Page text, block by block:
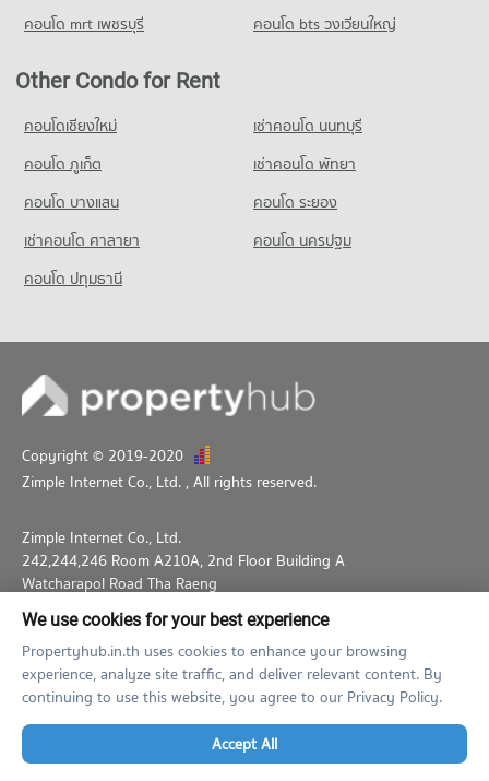
คอนโด mrt เพชรบุรี
คอนโด bts วงเวียนใหญ่
Other Condo for Rent
คอนโดเชียงใหม่
เช่าคอนโด นนทบุรี
คอนโด ภูเก็ต
เช่าคอนโด พัทยา
คอนโด บางแสน
คอนโด ระยอง
เช่าคอนโด ศาลายา
คอนโด นครปฐม
คอนโด ปทุมธานี
Copyright © 2019-2020
Zimple Internet Co., Ltd. , All rights reserved.
Zimple Internet Co., Ltd.
242,244,246 Room A210A, 2nd Floor Building A
Watcharapol Road Tha Raeng
Bang Khen Bangkok 10230
02-026-3049
support@propertyhub.in.th
Term of Service
Privacy Policy Contact
Verified by
We use cookies for your best experience
Propertyhub.in.th uses cookies to enhance your browsing
experience, analyze site traffic, and deliver relevant content. By
continuing to use this website, you agree to our Privacy Policy.
Accept All